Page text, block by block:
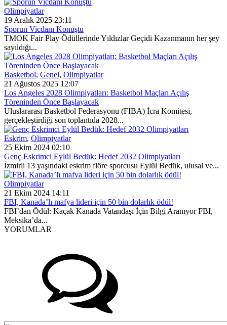
Olimpiyatlar
19 Aralık 2025 23:11
Sporun Vicdanı Konuştu
TMOK Fair Play Ödüllerinde Yıldızlar Geçidi Kazanmanın her şey
sayıldığı...
Basketbol, Genel, Olimpiyatlar
21 Ağustos 2025 12:07
Los Angeles 2028 Olimpiyatları: Basketbol Maçları Açılış
Töreninden Önce Başlayacak
Uluslararası Basketbol Federasyonu (FIBA) İcra Komitesi,
gerçekleştirdiği son toplantıda 2028...
Eskrim, Olimpiyatlar
25 Ekim 2024 02:10
Genç Eskrimci Eylül Bedük: Hedef 2032 Olimpiyatları
İzmirli 13 yaşındaki eskrim flöre sporcusu Eylül Bedük, ulusal ve...
Olimpiyatlar
21 Ekim 2024 14:11
FBI, Kanada’lı mafya lideri için 50 bin dolarlık ödül!
FBI’dan Ödül: Kaçak Kanada Vatandaşı İçin Bilgi Aranıyor FBI,
Meksika’da...
YORUMLAR